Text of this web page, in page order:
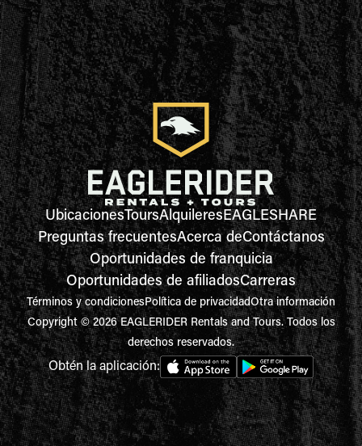
UbicacionesToursAlquileresEAGLESHARE
Preguntas frecuentesAcerca deContáctanos
Oportunidades de franquicia
Oportunidades de afiliadosCarreras
Términos y condicionesPolítica de privacidadOtra información
Copyright © 2026 EAGLERIDER Rentals and Tours. Todos los
derechos reservados.
Obtén la aplicación: